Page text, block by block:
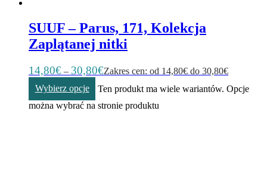
SUUF – Parus, 171, Kolekcja
Zaplątanej nitki
14,80€ – 30,80€Zakres cen: od 14,80€ do 30,80€
Wybierz opcje
Ten produkt ma wiele wariantów. Opcje
można wybrać na stronie produktu